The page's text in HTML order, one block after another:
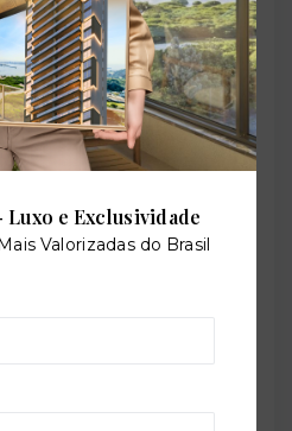
Luxo e Exclusividade
Valorizadas do Brasil